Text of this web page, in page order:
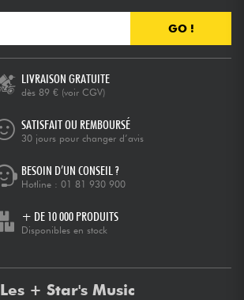
GO !
LIVRAISON GRATUITE
dès 89 € (voir CGV)
SATISFAIT OU REMBOURSÉ
30 jours pour changer d’avis
BESOIN D’UN CONSEIL ?
Hotline : 01 81 930 900
+ DE 10 000 PRODUITS
Disponibles en stock
Les + Star's Music